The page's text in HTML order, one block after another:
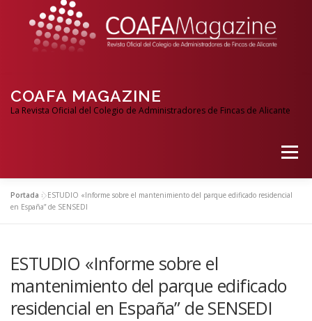
COAFA MAGAZINE
La Revista Oficial del Colegio de Administradores de Fincas de Alicante
Menú
Portada »ESTUDIO «Informe sobre el mantenimiento del parque edificado residencial
en España” de SENSEDI
ESTUDIO «Informe sobre el
mantenimiento del parque edificado
residencial en España” de SENSEDI